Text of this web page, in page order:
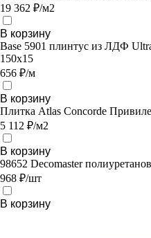
19 362 ₽/м2
В корзину
Base 5901 плинтус из ЛДФ
150х15
656 ₽/м
В корзину
Плитка Atlas Concorde
5 112 ₽/м2
В корзину
98652 Decomaster
968 ₽/шт
В корзину